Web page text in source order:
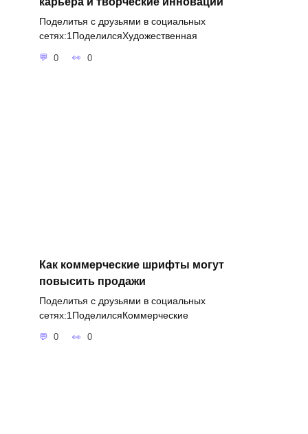
Поделитья с друзьями в социальных
сетях:1ПоделилсяХудожественная
0 0
Как коммерческие шрифты могут
повысить продажи
Поделитья с друзьями в социальных
сетях:1ПоделилсяКоммерческие
0 0